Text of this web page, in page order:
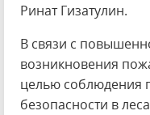
Ринат Гизатулин.
В связи с
возникновения
целью соблюдения
безопасности в